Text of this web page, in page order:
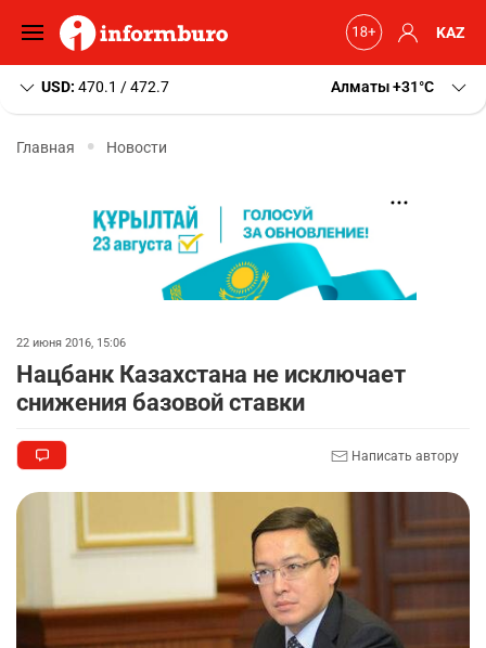
KAZ
USD: 470.1 / 472.7 Алматы+31 C
Главная Новости
22 июня 2016, 15:06
Нацбанк Казахстана не исключает
снижения базовой ставки
Написать автору